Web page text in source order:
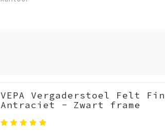
VEPA Vergaderstoel Felt
Antraciet - Zwart frame